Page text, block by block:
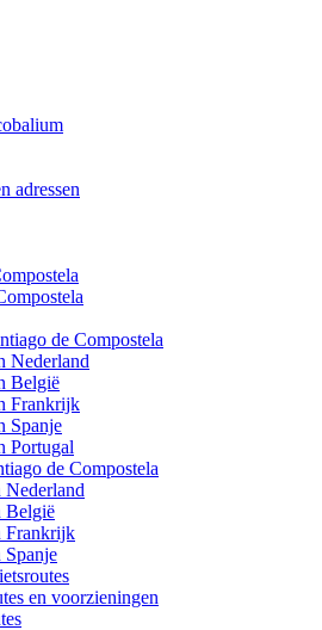
adressen
de Compostela
Nederland
België
Frankrijk
Spanje
Portugal
de Compostela
Nederland
België
Frankrijk
Spanje
en voorzieningen